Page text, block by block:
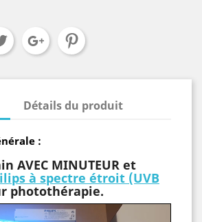
Détails du produit
:
AVEC MINUTEUR et
à spectre étroit (UVB
photothérapie.